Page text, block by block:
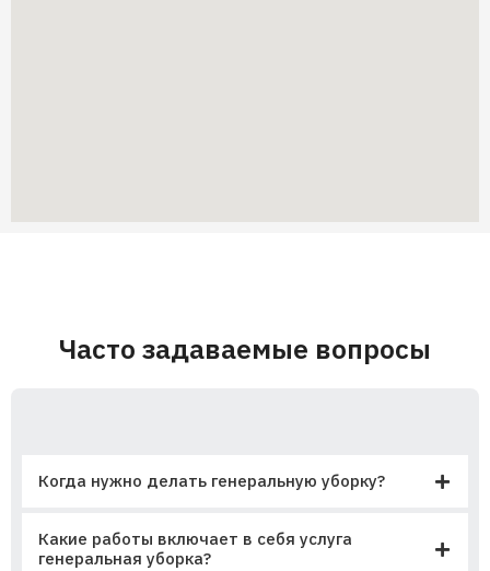
Часто задаваемые вопросы
Когда нужно делать генеральную уборку?
Какие работы включает в себя услуга
генеральная уборка?